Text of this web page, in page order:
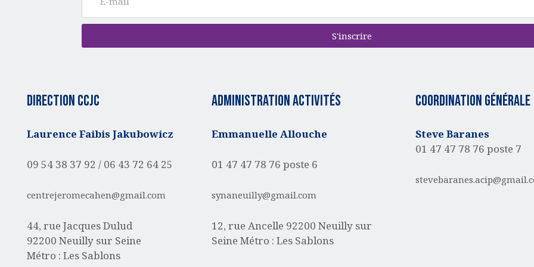
S'inscrire
Direction CCJC
Laurence Faibis Jakubowicz
09 54 38 37 92 / 06 43 72 64 25
centrejeromecahen@gmail.com
44, rue Jacques Dulud
92200 Neuilly sur Seine
Métro : Les Sablons
administration activités
Emmanuelle Allouche
01 47 47 78 76 poste 6
synaneuilly@gmail.com
12, rue Ancelle 92200 Neuilly sur
SeineMétro : Les Sablons
Coordination générale
Steve Baranes
01 47 47 78 76 poste 7